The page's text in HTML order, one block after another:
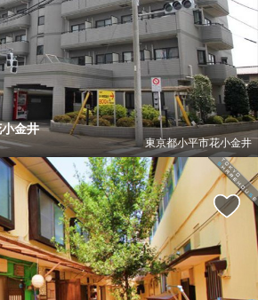
金井
東京都小平市花小金井